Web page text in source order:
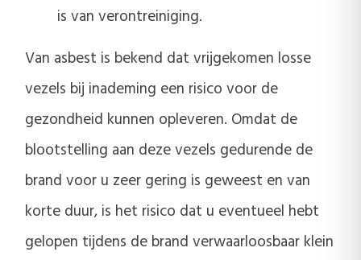
is van verontreiniging.
Van asbest is bekend dat vrijgekomen losse
vezels bij inademing een risico voor de
gezondheid kunnen opleveren. Omdat de
blootstelling aan deze vezels gedurende de
brand voor u zeer gering is geweest en van
korte duur, is het risico dat u eventueel hebt
gelopen tijdens de brand verwaarloosbaar klein